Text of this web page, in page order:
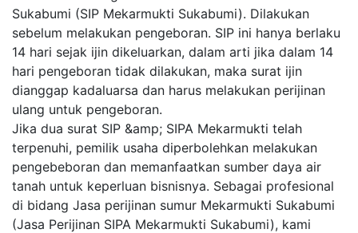
Sukabumi (SIP Mekarmukti Sukabumi). Dilakukan
sebelum melakukan pengeboran. SIP ini hanya berlaku
14 hari sejak ijin dikeluarkan, dalam arti jika dalam 14
hari pengeboran tidak dilakukan, maka surat ijin
dianggap kadaluarsa dan harus melakukan perijinan
ulang untuk pengeboran.
Jika dua surat SIP &amp; SIPA Mekarmukti telah
terpenuhi, pemilik usaha diperbolehkan melakukan
pengebeboran dan memanfaatkan sumber daya air
tanah untuk keperluan bisnisnya. Sebagai profesional
di bidang Jasa perijinan sumur Mekarmukti Sukabumi
(Jasa Perijinan SIPA Mekarmukti Sukabumi), kami